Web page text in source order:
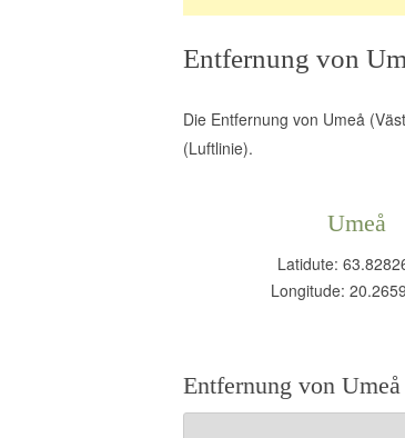
Entfernung von
Die Entfernung von Umeå
(Luftlinie).
Umeå
Latidute:
Longitude:
Entfernung von